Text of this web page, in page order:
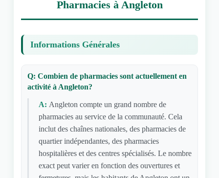
Pharmacies à Angleton
Informations Générales
Q: Combien de pharmacies sont actuellement en
activité à Angleton?
A: Angleton compte un grand nombre de
pharmacies au service de la communauté. Cela
inclut des chaînes nationales, des pharmacies de
quartier indépendantes, des pharmacies
hospitalières et des centres spécialisés. Le nombre
exact peut varier en fonction des ouvertures et